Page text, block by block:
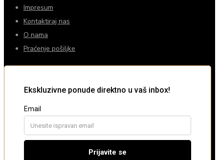
Impresum
Kontaktiraj nas
O nama
Praćenje pošiljke